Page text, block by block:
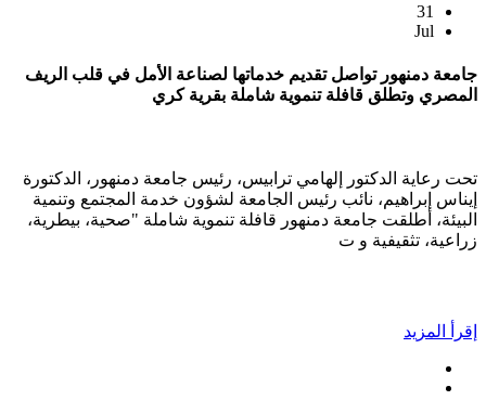
31
Jul
جامعة دمنهور تواصل تقديم خدماتها لصناعة الأمل في قلب الريف
المصري وتطلق قافلة تنموية شاملة بقرية كري
تحت رعاية الدكتور إلهامي ترابيس، رئيس جامعة دمنهور، الدكتورة
إيناس إبراهيم، نائب رئيس الجامعة لشؤون خدمة المجتمع وتنمية
البيئة، أطلقت جامعة دمنهور قافلة تنموية شاملة "صحية، بيطرية،
زراعية، تثقيفية و ت
إقرأ المزيد